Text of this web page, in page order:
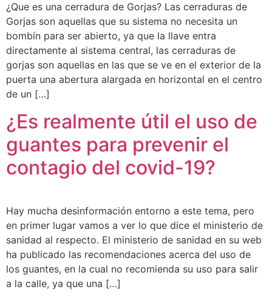
¿Que es una cerradura de Gorjas? Las cerraduras de
Gorjas son aquellas que su sistema no necesita un
bombín para ser abierto, ya que la llave entra
directamente al sistema central, las cerraduras de
gorjas son aquellas en las que se ve en el exterior de la
puerta una abertura alargada en horizontal en el centro
de un […]
¿Es realmente útil el uso de
guantes para prevenir el
contagio del covid-19?
Hay mucha desinformación entorno a este tema, pero
en primer lugar vamos a ver lo que dice el ministerio de
sanidad al respecto. El ministerio de sanidad en su web
ha publicado las recomendaciones acerca del uso de
los guantes, en la cual no recomienda su uso para salir
a la calle, ya que una […]